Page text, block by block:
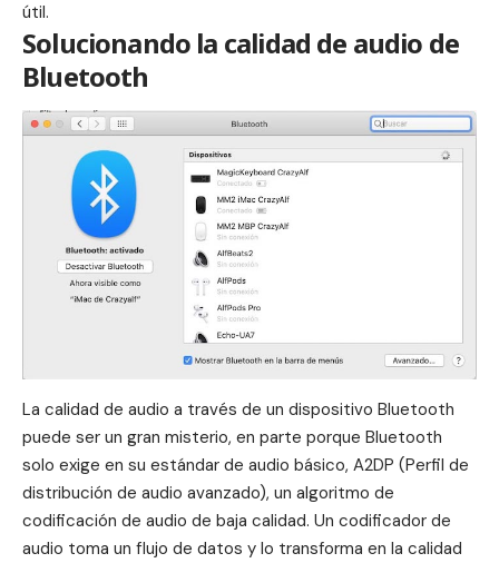
útil.
Solucionando la calidad de audio de
Bluetooth
La calidad de audio a través de un dispositivo Bluetooth
puede ser un gran misterio, en parte porque Bluetooth
solo exige en su estándar de audio básico, A2DP (Perfil de
distribución de audio avanzado), un algoritmo de
codificación de audio de baja calidad. Un codificador de
audio toma un flujo de datos y lo transforma en la calidad